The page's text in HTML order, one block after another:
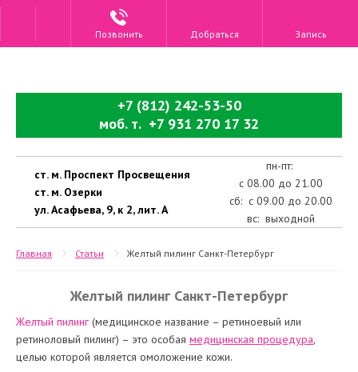
Позвонить Добраться Запись
+7 (812) 242-53-50
моб. т. +7 931 270 17 32
ст. м. Проспект Просвещения
ст. м. Озерки
ул. Асафьева, 9, к 2, лит. А
пн-пт:
с 08.00 до 21.00
сб: с 09.00 до 20.00
вс: выходной
Главная Статьи Желтый пилинг Санкт-Петербург
Желтый пилинг Санкт-Петербург
Желтый пилинг (медицинское название – ретиноевый или
ретиноловый пилинг) – это особая медицинская процедура
целью которой является омоложение кожи.